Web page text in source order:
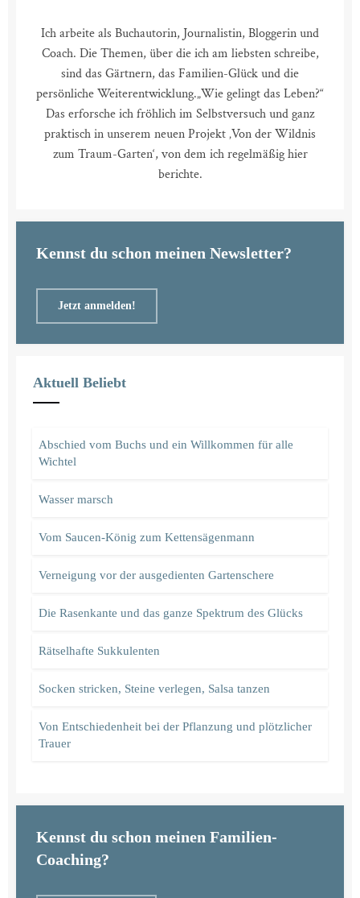
Ich arbeite als Buchautorin, Journalistin, Bloggerin und
Coach. Die Themen, über die ich am liebsten schreibe,
sind das Gärtnern, das Familien-Glück und die
persönliche Weiterentwicklung.„Wie gelingt das Leben?“
Das erforsche ich fröhlich im Selbstversuch und ganz
praktisch in unserem neuen Projekt ‚Von der Wildnis
zum Traum-Garten‘, von dem ich regelmäßig hier
berichte.
Kennst du schon meinen Newsletter?
Jetzt anmelden!
Aktuell Beliebt
Abschied vom Buchs und ein Willkommen für alle
Wichtel
Wasser marsch
Vom Saucen-König zum Kettensägenmann
Verneigung vor der ausgedienten Gartenschere
Die Rasenkante und das ganze Spektrum des Glücks
Rätselhafte Sukkulenten
Socken stricken, Steine verlegen, Salsa tanzen
Von Entschiedenheit bei der Pflanzung und plötzlicher
Trauer
Kennst du schon meinen Familien-
Coaching?